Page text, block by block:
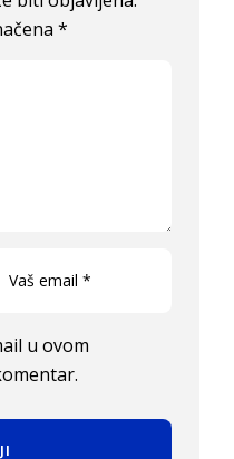
*
u ovom